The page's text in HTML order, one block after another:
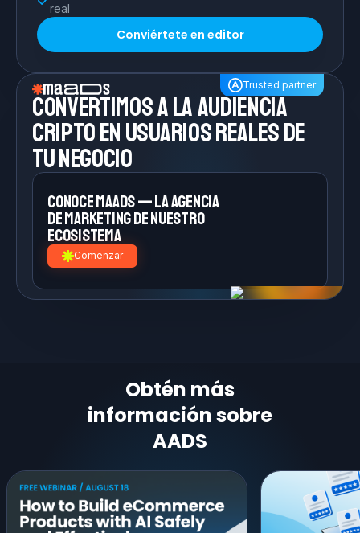
real
Conviértete en editor
Trusted partner
Convertimos a laaudiencia
cripto en usuarios reales de
tu negocio
Conoce MAADS — la agencia
demarketing de nuestro
ecosistema
Comenzar
Obtén más
información sobre
AADS